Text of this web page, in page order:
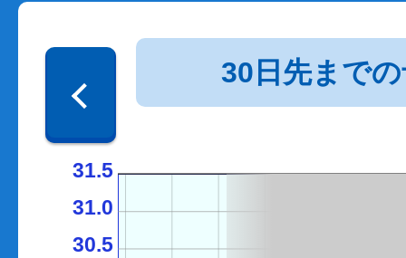
30日先まで
30.5
31.0
31.5